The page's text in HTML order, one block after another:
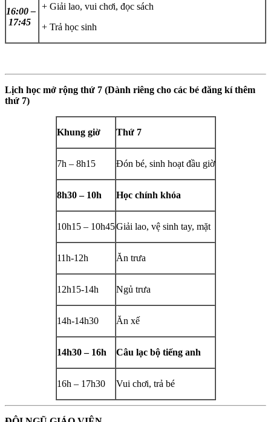
16:00 –
17:45
+ Giải lao, vui chơi, đọc sách
+ Trả học sinh
Lịch học mở rộng thứ 7 (Dành riêng cho các bé đăng kí thêm
thứ 7)
Khung giờ Thứ 7
7h – 8h15 Đón bé, sinh hoạt đầu giờ
8h30 – 10h Học chính khóa
10h15 – 10h45Giải lao, vệ sinh tay, mặt
11h-12h Ăn trưa
12h15-14h Ngủ trưa
14h-14h30 Ăn xế
14h30 – 16h Câu lạc bộ tiếng anh
16h – 17h30 Vui chơi, trả bé